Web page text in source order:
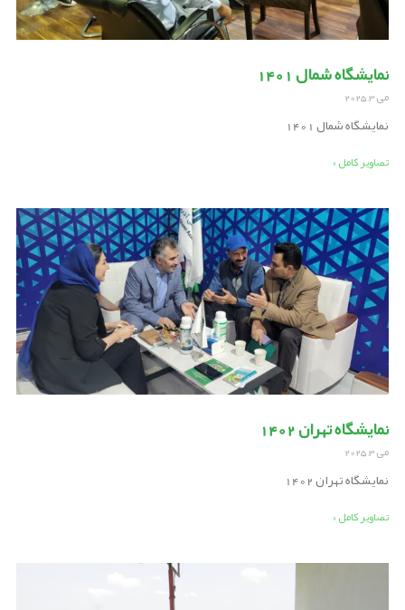
نمایشگاه شمال 1401
می 3, 2025
نمایشگاه شمال 1401
تصاویر کامل »
نمایشگاه تهران 1402
می 3, 2025
نمایشگاه تهران 1402
تصاویر کامل »